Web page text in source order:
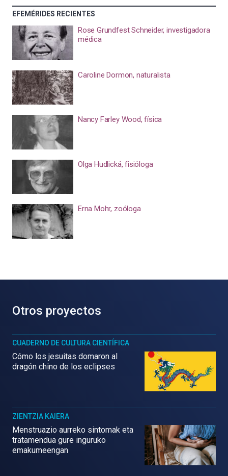
EFEMÉRIDES RECIENTES
Rose Grundfest Schneider, investigadora
médica
Caroline Dormon, naturalista
Nancy Farley Wood, física
Olga Hudlická, fisióloga
Erna Mohr, zoóloga
Otros proyectos
CUADERNO DE CULTURA CIENTÍFICA
Cómo los jesuitas domaron al
dragón chino de los eclipses
ZIENTZIA KAIERA
Menstruazio aurreko sintomak eta
tratamendua gure inguruko
emakumeengan